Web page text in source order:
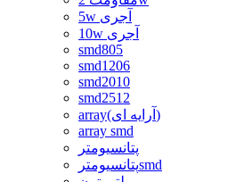
5w آجری
10w آجری
smd805
smd1206
smd2010
smd2512
array(آرایه ای)
array smd
پتانسیومتر
پتانسیومترsmd